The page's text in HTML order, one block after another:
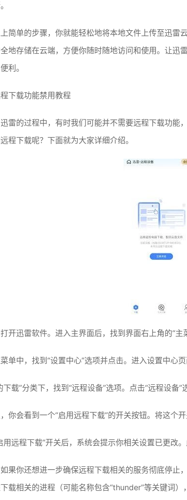
简单的步骤，你就能轻松地将本地文件上传至迅雷
地存储在云端，方便你随时随地访问和使用。让迅
利。
下载功能禁用教程
雷的过程中，有时我们可能并不需要远程下载功能
程下载呢？下面就为大家详细介绍。
开迅雷软件。进入主界面后，找到界面右上角的“主
单中，找到“设置中心”选项并点击。进入设置中心
下载”分类下，找到“远程设备”选项。点击“远程设备
你会看到一个“启用远程下载”的开关按钮。将这个
用远程下载”开关后，系统会提示你相关设置已更改
果你还想进一步确保远程下载相关的服务彻底停止
载相关的进程（可能名称包含“thunder”等关键词）